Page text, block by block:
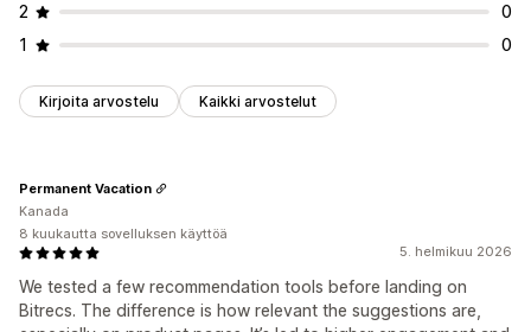
2
0
1
0
Kirjoita arvostelu Kaikki arvostelut
5. helmikuu 2026
We tested a few recommendation tools before landing on
Bitrecs. The difference is how relevant the suggestions are,
Permanent Vacation
Kanada
8 kuukautta sovelluksen käyttöä